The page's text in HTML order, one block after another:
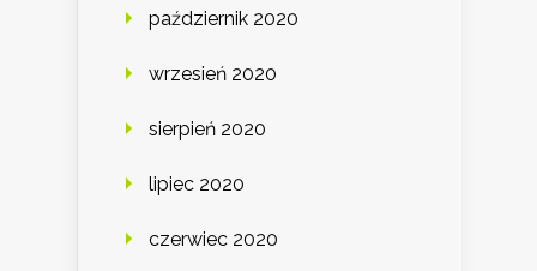
październik 2020
wrzesień 2020
sierpień 2020
lipiec 2020
czerwiec 2020